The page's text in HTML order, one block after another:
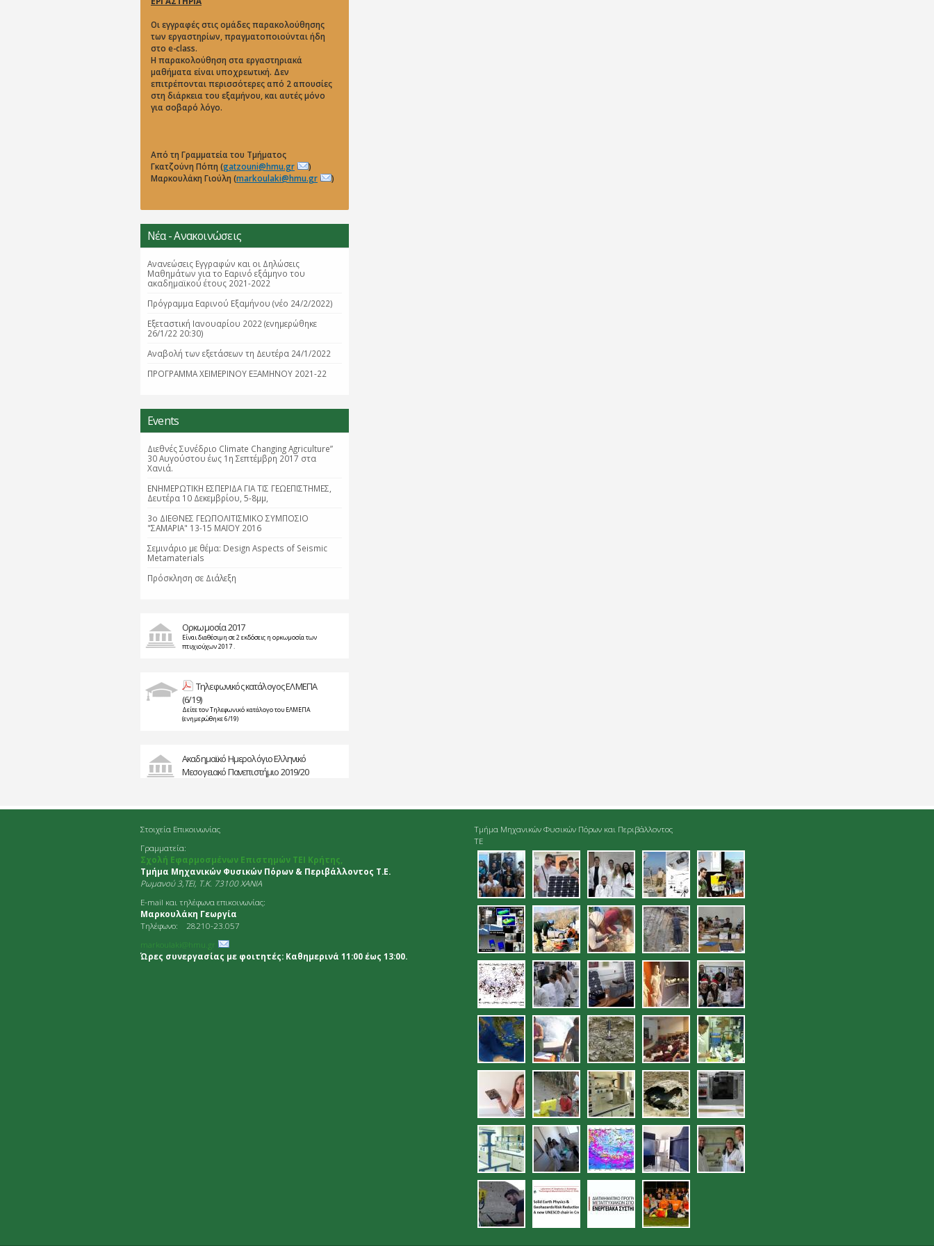
Οι εγγραφές στις ομάδες παρακολούθησης
των εργαστηρίων, πραγματοποιούνται ήδη
στο e-class.
Η παρακολούθηση στα εργαστηριακά
μαθήματα είναι υποχρεωτική. Δεν
επιτρέπονται περισσότερες από 2 απουσίες
στη διάρκεια του εξαμήνου, και αυτές μόνο
για σοβαρό λόγο.
Από τη Γραμματεία του Τμήματος
Γκατζούνη Πόπη (gatzouni@hmu.gr
)
Μαρκουλάκη Γιούλη (markoulaki@hmu.gr )
Νέα - Ανακοινώσεις
Ανανεώσεις Εγγραφών και οι Δηλώσεις
Μαθημάτων για το Εαρινό εξάμηνο του
ακαδημαϊκού έτους 2021-2022
Πρόγραμμα Εαρινού Εξαμήνου (νέο 24/2/2022)
Εξεταστική Ιανουαρίου 2022 (ενημερώθηκε
26/1/22 20:30)
Aναβολή των εξετάσεων τη Δευτέρα 24/1/2022
ΠΡΟΓΡΑΜΜΑ ΧΕΙΜΕΡΙΝΟΥ ΕΞΑΜΗΝΟΥ 2021-22
Events
Διεθνές Συνέδριο Climate Changing Agriculture”
30 Αυγούστου έως 1η Σεπτέμβρη 2017 στα
Χανιά.
ΕΝΗΜΕΡΩΤΙΚΗ ΕΣΠΕΡΙΔΑ ΓΙΑ ΤΙΣ ΓΕΩΕΠΙΣΤΗΜΕΣ,
Δευτέρα 10 Δεκεμβρίου, 5-8μμ,
3ο ΔΙΕΘΝΕΣ ΓΕΩΠΟΛΙΤΙΣΜΙΚΟ ΣΥΜΠΟΣΙΟ
"ΣΑΜΑΡΙΑ" 13-15 ΜΑΪΟΥ 2016
Σεμινάριο με θέμα: Design Aspects of Seismic
Metamaterials
Πρόσκληση σε Διάλεξη
Ορκωμοσία 2017
Είναι διαθέσιμη σε 2 εκδόσεις η ορκωμοσία των
πτυχιούχων 2017 .
Τηλεφωνικός κατάλογος ΕΛΜΕΠΑ
(6/19)
Δείτε τον Τηλεφωνικό κατάλογο του ΕΛΜΕΠΑ
(ενημερώθηκε 6/19)
Ακαδημαϊκό Ημερολόγιο Ελληνικό
Μεσογειακό Πανεπιστήμιο 2019/20
Στοιχεία Επικοινωνίας
Γραμματεία:
Σχολή Εφαρμοσμένων Επιστημών ΤΕΙ Κρήτης,
Τμήμα Μηχανικών Φυσικών Πόρων & Περιβάλλοντος Τ.Ε.
Ρωμανού 3,TEI, Τ.Κ. 73100 ΧΑΝΙΑ
E-mail και τηλέφωνα επικοινωνίας:
Μαρκουλάκη Γεωργία
Τηλέφωνο: 28210-23.057
markoulaki@hmu.gr
Ώρες συνεργασίας με φοιτητές: Καθημερινά 11:00 έως 13:00.
Τμήμα Μηχανικών Φυσικών Πόρων και Περιβάλλοντος
ΤΕ
01.jpg 02.jpg 03.jpg 04.jpg 05.jpg
06.jpg 07.jpg 08.jpg 09.jpg
10.jpg 11.jpg 12.jpg 13.jpg 14.jpg
15.jpg proetoimasies_deigmatolipsias_en_plo_-
_palaiohora.jpg
16.jpg 17.jpg
18.jpg 19.jpg 20.jpg 21.jpg
22.jpg 23.jpg 24.jpg 25.jpg
26.jpg 27.jpg 28.jpg 29.jpg